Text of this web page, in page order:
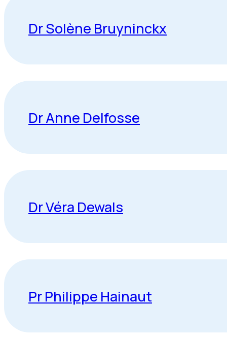
Dr Solène Bruyninckx
Dr Anne Delfosse
Dr Véra Dewals
Pr Philippe Hainaut